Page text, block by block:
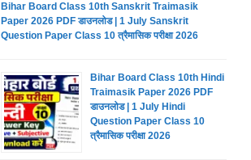
Bihar Board Class 10th Sanskrit Traimasik
Paper 2026 PDF डाउनलोड | 1 July Sanskrit
Question Paper Class 10 त्रैमासिक परीक्षा 2026
Bihar Board Class 10th Hindi
Traimasik Paper 2026 PDF
डाउनलोड | 1 July Hindi
Question Paper Class 10
त्रैमासिक परीक्षा 2026